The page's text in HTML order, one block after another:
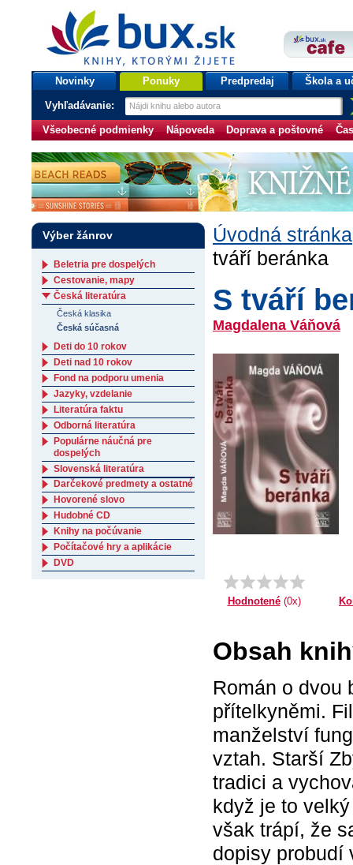
bux.sk
knihy, ktorými žijete
Úvodná stránka
Novinky Ponuky Predpredaj Škola a
Vyhľadávanie:
Všeobecné podmienky Nápoveda Doprava a poštovné
Úvodná stránka
tváří beránka
S tváří
Magdalena Váňová
Hodnotené(0x)
Obsah
Román o dvou
přítelkyněmi.
manželství
vztah. Starší
tradici a
když je to
však trápí, že
dopisy probudí
Výber žánrov
Beletria pre dospelých
Cestovanie, mapy
Česká literatúra
Česká klasika
Česká súčasná
Deti do 10 rokov
Deti nad 10 rokov
Fond na podporu umenia
Jazyky, vzdelanie
Literatúra faktu
Odborná literatúra
Populárne náučná pre
dospelých
Slovenská literatúra
Darčekové predmety a ostatné
Hovorené slovo
Hudobné CD
Knihy na počúvanie
Počítačové hry a aplikácie
DVD